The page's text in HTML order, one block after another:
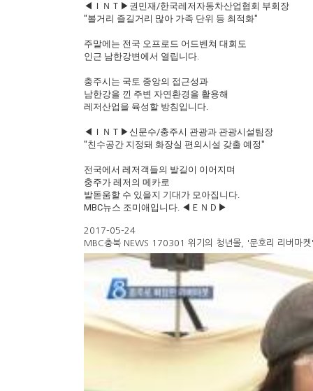
◀ＩＮＴ▶권민재/한국레저자동차산업협회 부회장
"볼거리 즐길거리 많아 가족 단위 등 최적화"
주말에는 전국 오프로드 어드벤쳐 대회도
인근 남한강변에서 열립니다.
충주시는 국토 중앙의 접근성과
남한강을 낀 주변 자연환경을 활용해
레저산업을 육성할 방침입니다.
◀ＩＮＴ▶신문수/충주시 관광과 관광시설팀장
"친수공간 지정돼 화장실 편의시설 갖출 예정"
전국에서 레저객들의 발길이 이어지며
충주가 레저의 메카로
발돋움할 수 있을지 기대가 모아집니다.
MBC뉴스 조미애입니다. ◀ＥＮＤ▶
2017-05-24
MBC충북 NEWS 170301 위기의 청년몰, '문호리 리버마켓